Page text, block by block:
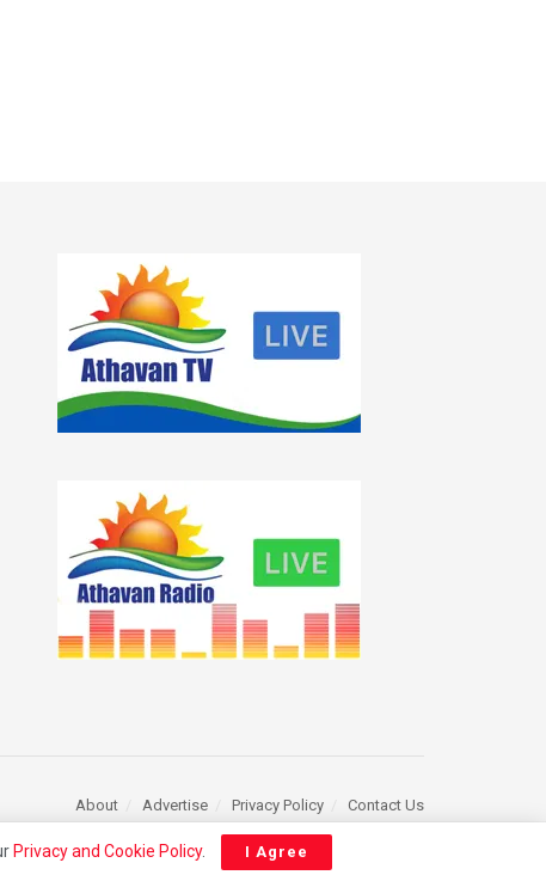
About Advertise Privacy Policy Contact Us
Privacy and Cookie Policy. I Agree